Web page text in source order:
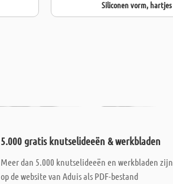
Siliconen vorm, hartjes
5.000 gratis knutselideeën & werkbladen
Meer dan 5.000 knutselideeën en werkbladen zijn
op de website van Aduis als PDF-bestand